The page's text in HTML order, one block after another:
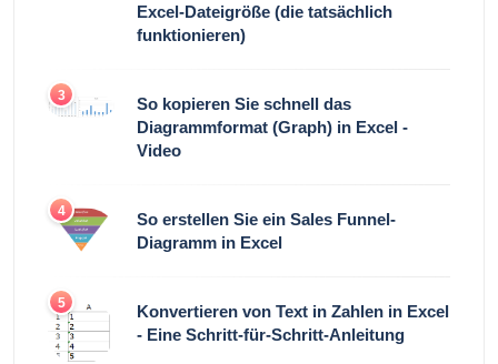
Excel-Dateigröße (die tatsächlich
funktionieren)
3
So kopieren Sie schnell das
Diagrammformat (Graph) in Excel -
Video
4
So erstellen Sie ein Sales Funnel-
Diagramm in Excel
5
Konvertieren von Text in Zahlen in Excel
- Eine Schritt-für-Schritt-Anleitung